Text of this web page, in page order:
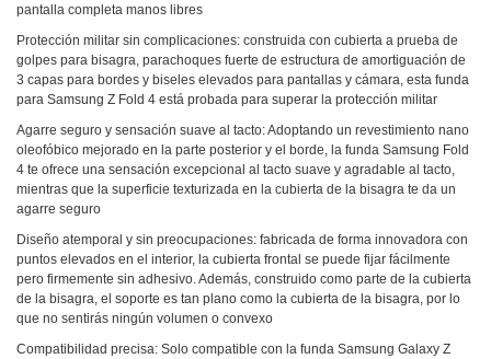
pantalla completa manos libres
Protección militar sin complicaciones: construida con cubierta a prueba de
golpes para bisagra, parachoques fuerte de estructura de amortiguación de
3 capas para bordes y biseles elevados para pantallas y cámara, esta funda
para Samsung Z Fold 4 está probada para superar la protección militar
Agarre seguro y sensación suave al tacto: Adoptando un revestimiento nano
oleofóbico mejorado en la parte posterior y el borde, la funda Samsung Fold
4 te ofrece una sensación excepcional al tacto suave y agradable al tacto,
mientras que la superficie texturizada en la cubierta de la bisagra te da un
agarre seguro
Diseño atemporal y sin preocupaciones: fabricada de forma innovadora con
puntos elevados en el interior, la cubierta frontal se puede fijar fácilmente
pero firmemente sin adhesivo. Además, construido como parte de la cubierta
de la bisagra, el soporte es tan plano como la cubierta de la bisagra, por lo
que no sentirás ningún volumen o convexo
Compatibilidad precisa: Solo compatible con la funda Samsung Galaxy Z